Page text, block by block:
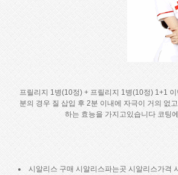
프릴리지 1병(10정) + 프릴리지 1병(10정) 1+1
분의 경우 질 삽입 후 2분 이내에 자극이 거의 없
하는 효능을 가지고있습니다 코팅
시알리스 구매 시알리스파는곳 시알리스가격